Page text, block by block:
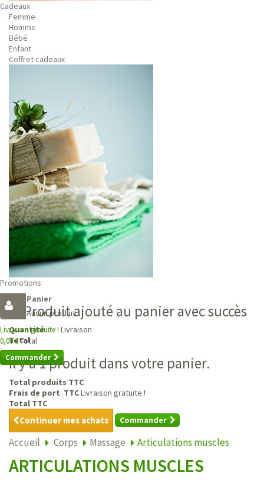
Cadeaux
Femme
Homme
Bébé
Enfant
Coffret cadeaux
Promotions
Panier
Aucun produit
Livraison gratuite ! Livraison
0,00 €Total
Commander
Produit ajouté au panier avec succès
Quantité
Total
Il y a 1 produit dans votre panier.
Total produits TTC
Frais de port TTCLivraison gratuite !
Total TTC
Continuer mes achats Commander
Accueil Corps Massage Articulations muscles
ARTICULATIONS MUSCLES